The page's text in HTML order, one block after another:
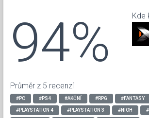
94%
Průměr z 5 recenzí
Kde
#PC #PS4 #AKČNÍ #RPG #FANTASY
#PLAYSTATION 4 #PLAYSTATION 3 #NIOH